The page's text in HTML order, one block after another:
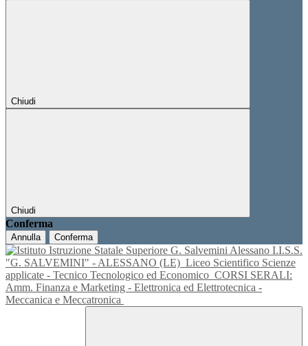
Chiudi
Chiudi
Conferma
Annulla Conferma
I.I.S.S.
"G. SALVEMINI" - ALESSANO (LE) Liceo Scientifico Scienze
applicate - Tecnico Tecnologico ed Economico CORSI SERALI:
Amm. Finanza e Marketing - Elettronica ed Elettrotecnica -
Meccanica e Meccatronica